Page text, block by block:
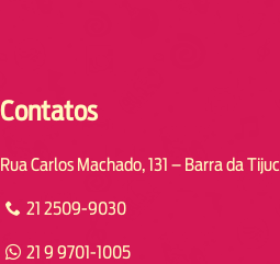
Contatos
Rua Carlos Machado, 131 – Barra da
21 2509-9030
21 9 9701-1005